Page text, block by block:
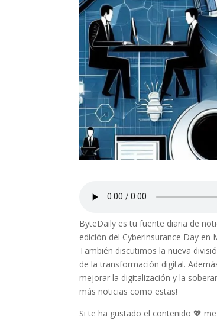
ByteDaily es tu fuente diaria de
edición del Cyberinsurance Day
También discutimos la nueva
de la transformación digital.
mejorar la digitalización y la
más noticias como estas!
Si te ha gustado el contenido 💖